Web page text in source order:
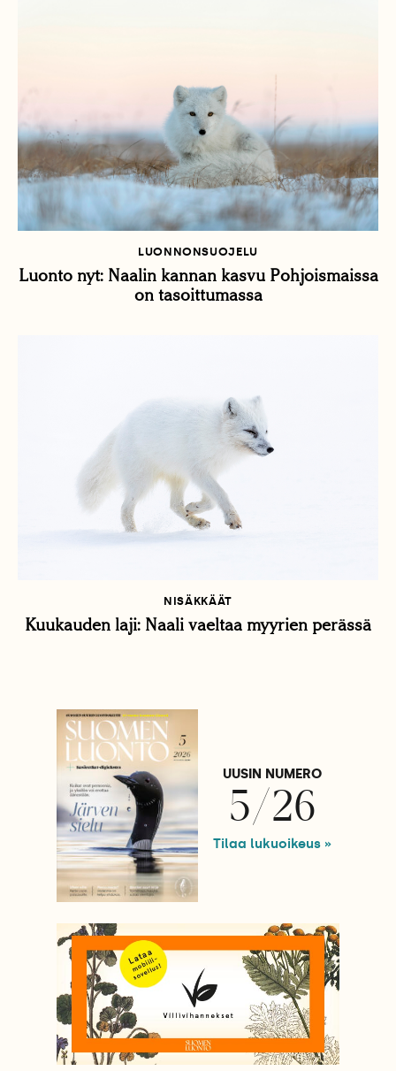
LUONNONSUOJELU
Luonto nyt: Naalin kannan kasvu Pohjoismaissa
on tasoittumassa
NISÄKKÄÄT
Kuukauden laji: Naali vaeltaa myyrien perässä
UUSIN NUMERO
5/26
Tilaa lukuoikeus »